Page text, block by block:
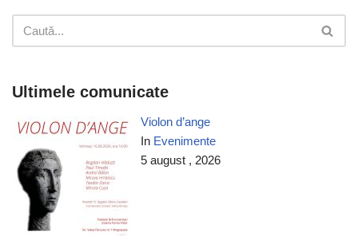
Ultimele comunicate
Violon d’ange
In Evenimente
5 august , 2026